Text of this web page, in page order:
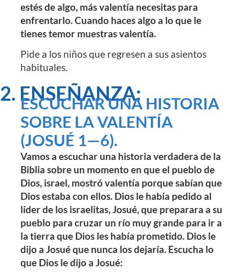
estés de algo, más valentía necesitas para
enfrentarlo. Cuando haces algo a lo que le
tienes temor muestras valentía.
Pide a los niños que regresen a sus asientos
habituales.
2. ENSEÑANZA:
ESCUCHAR UNA HISTORIA
SOBRE LA VALENTÍA
(JOSUÉ 1—6).
Vamos a escuchar una historia verdadera de la
Biblia sobre un momento en que el pueblo de
Dios, israel, mostró valentía porque sabían que
Dios estaba con ellos. Dios le había pedido al
líder de los israelitas, Josué, que preparara a su
pueblo para cruzar un río muy grande para ir a
la tierra que Dios les había prometido. Dios le
dijo a Josué que nunca los dejaría. Escucha lo
que Dios le dijo a Josué: